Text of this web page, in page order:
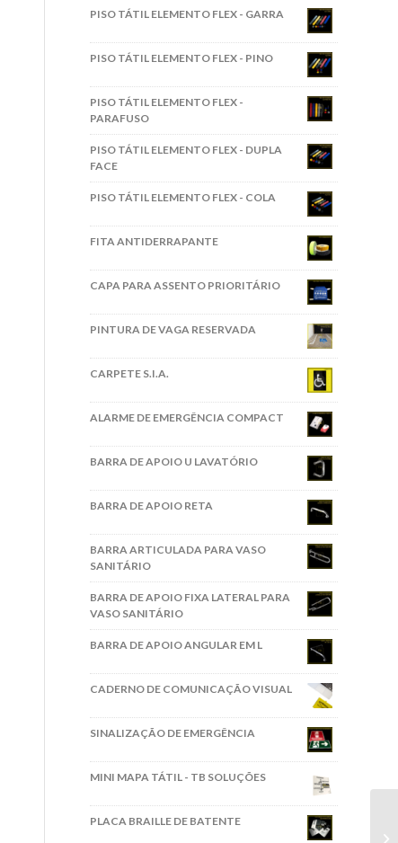
PISO TÁTIL ELEMENTO FLEX - GARRA
PISO TÁTIL ELEMENTO FLEX - PINO
PISO TÁTIL ELEMENTO FLEX -
PARAFUSO
PISO TÁTIL ELEMENTO FLEX - DUPLA
FACE
PISO TÁTIL ELEMENTO FLEX - COLA
FITA ANTIDERRAPANTE
CAPA PARA ASSENTO PRIORITÁRIO
PINTURA DE VAGA RESERVADA
CARPETE S.I.A.
ALARME DE EMERGÊNCIA COMPACT
BARRA DE APOIO U LAVATÓRIO
BARRA DE APOIO RETA
BARRA ARTICULADA PARA VASO
SANITÁRIO
BARRA DE APOIO FIXA LATERAL PARA
VASO SANITÁRIO
BARRA DE APOIO ANGULAR EM L
CADERNO DE COMUNICAÇÃO VISUAL
SINALIZAÇÃO DE EMERGÊNCIA
MINI MAPA TÁTIL - TB SOLUÇÕES
PLACA BRAILLE DE BATENTE